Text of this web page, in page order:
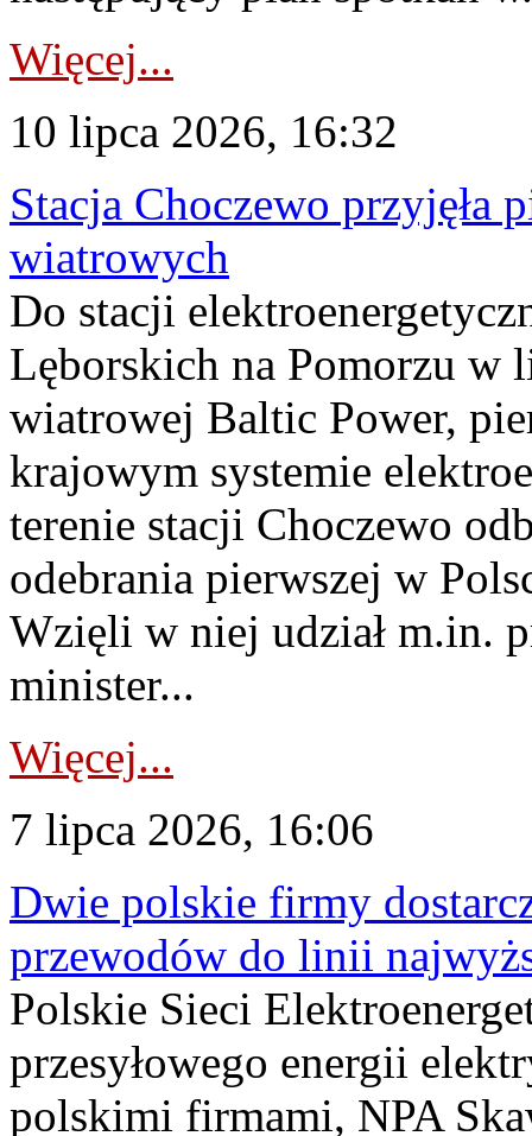
Więcej...
10 lipca 2026, 16:32
Stacja Choczewo przyjęła
wiatrowych
Do stacji
Lęborskich na Pomorzu w
wiatrowej Baltic Power,
krajowym systemie
terenie stacji Choczewo
odebrania pierwszej w
Wzięli w niej udział m.in.
minister...
Więcej...
7 lipca 2026, 16:06
Dwie polskie firmy
przewodów do linii
Polskie Sieci
przesyłowego energii
polskimi firmami, NPA